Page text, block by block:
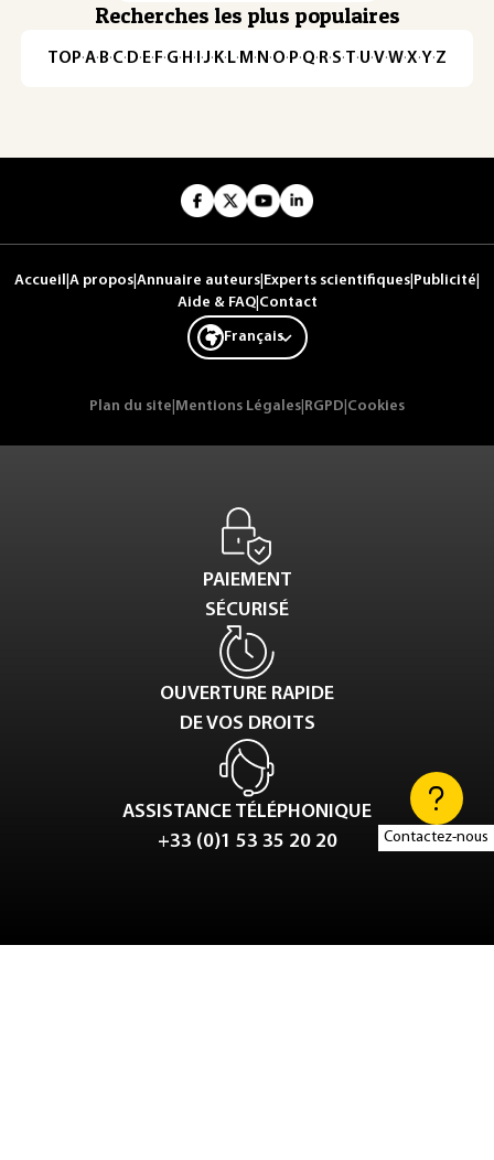
Contactez-nous
Recherches les plus populaires
TOP·A·B·C· D· E· F·G· H · ·J· K· L· M · N ·O· P·Q· R·S·T·U·V·W·X·Y·Z
Accueil A propos Annuaire auteurs Experts scientifiques Publicité
Aide & FAQ| Contact
Français
Plan du site Mentions Légales RGPD Cookies
PAIEMENT
SÉCURISÉ
OUVERTURE RAPIDE
DE VOS DROITS
ASSISTANCE TÉLÉPHONIQUE
+33 (0)1 53 35 20 20